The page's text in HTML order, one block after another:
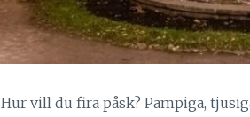
Hur vill du fira påsk? Pampiga,